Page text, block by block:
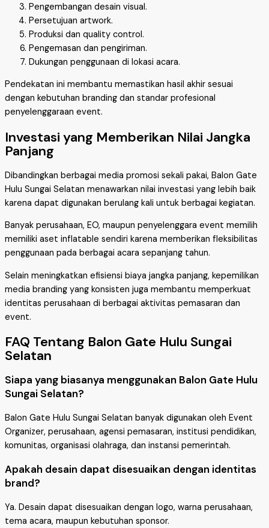
Pengembangan desain visual.
Persetujuan artwork.
Produksi dan quality control.
Pengemasan dan pengiriman.
Dukungan penggunaan di lokasi acara.
Pendekatan ini membantu memastikan hasil akhir sesuai
dengan kebutuhan branding dan standar profesional
penyelenggaraan event.
Investasi yang Memberikan Nilai Jangka
Panjang
Dibandingkan berbagai media promosi sekali pakai, Balon Gate
Hulu Sungai Selatan menawarkan nilai investasi yang lebih baik
karena dapat digunakan berulang kali untuk berbagai kegiatan.
Banyak perusahaan, EO, maupun penyelenggara event memilih
memiliki aset inflatable sendiri karena memberikan fleksibilitas
penggunaan pada berbagai acara sepanjang tahun.
Selain meningkatkan efisiensi biaya jangka panjang, kepemilikan
media branding yang konsisten juga membantu memperkuat
identitas perusahaan di berbagai aktivitas pemasaran dan
event.
FAQ Tentang Balon Gate Hulu Sungai
Selatan
Siapa yang biasanya menggunakan Balon Gate Hulu
Sungai Selatan?
Balon Gate Hulu Sungai Selatan banyak digunakan oleh Event
Organizer, perusahaan, agensi pemasaran, institusi pendidikan,
komunitas, organisasi olahraga, dan instansi pemerintah.
Apakah desain dapat disesuaikan dengan identitas
brand?
Ya. Desain dapat disesuaikan dengan logo, warna perusahaan,
tema acara, maupun kebutuhan sponsor.